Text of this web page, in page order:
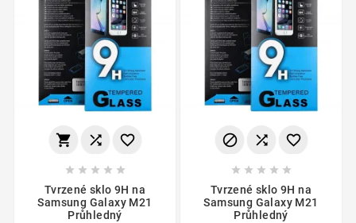
  
    
Tvrzené sklo 9H na
Samsung Galaxy M21
Průhledný
  
    
Tvrzené sklo 9H na
Samsung Galaxy M21
Průhledný